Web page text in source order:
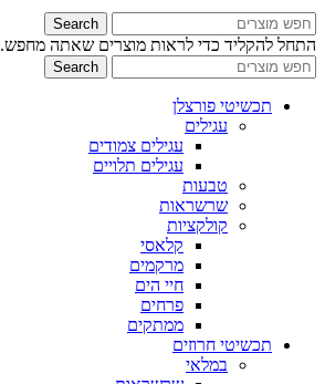
Search
התחל להקליד כדי לראות מוצרים שאתה מחפש.
Search
תכשיטי פורצלן
עגילים
עגילים צמודים
עגילים תלויים
טבעות
שרשראות
קולקציות
קלאסי
מרקמים
חיי הים
פרחים
ממתקים
תכשיטי חרוזים
במלאי